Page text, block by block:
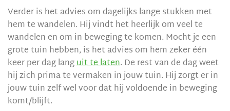
Verder is het advies om dagelijks lange stukken met
hem te wandelen. Hij vindt het heerlijk om veel te
wandelen en om in beweging te komen. Mocht je een
grote tuin hebben, is het advies om hem zeker één
keer per dag languit te laten. De rest van de dag weet
hij zich prima te vermaken in jouw tuin. Hij zorgt er in
jouw tuin zelf wel voor dat hij voldoende in beweging
komt/blijft.